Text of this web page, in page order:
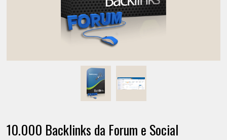
10.000 Backlinks da Forum e Social